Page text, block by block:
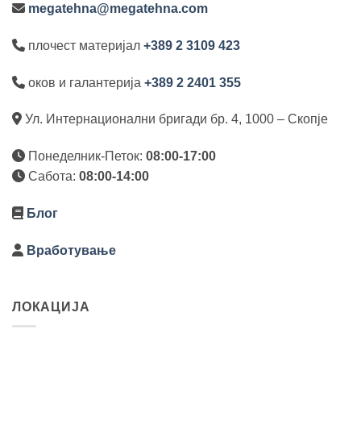
megatehna@megatehna.com
плочест материјал +389 2 3109 423
оков и галантерија +389 2 2401 355
Ул. Интернационални бригади бр. 4, 1000 – Скопје
Понеделник-Петок: 08:00-17:00
Сабота: 08:00-14:00
Блог
Вработување
ЛОКАЦИЈА